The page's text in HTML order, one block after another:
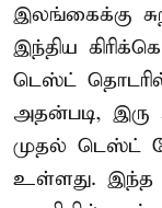
இலங்கைக்கு
இந்திய
டெஸ்ட்
அதன்படி,
முதல் டெஸ்ட்
உள்ளது. இந்த